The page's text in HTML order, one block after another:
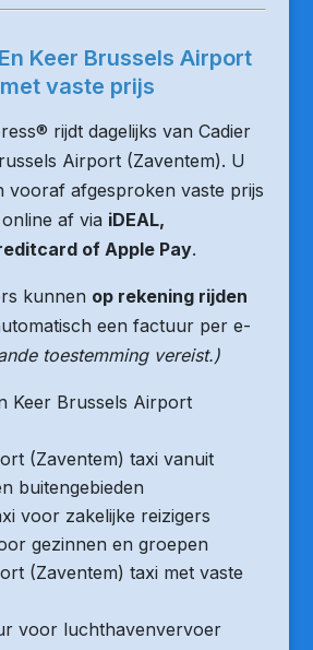
Keer Brussels Airport
vaste prijs
rijdt dagelijks van Cadier
Airport (Zaventem). U
vooraf afgesproken vaste prijs
af via iDEAL,
of Apple Pay.
kunnen op rekening rijden
een factuur per e-
toestemming vereist.)
Keer Brussels Airport
(Zaventem) taxi vanuit
buitengebieden
voor zakelijke reizigers
gezinnen en groepen
(Zaventem) taxi met vaste
voor luchthavenvervoer